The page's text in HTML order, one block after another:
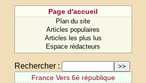
Page d'accueil
Plan du site
Articles populaires
Articles les plus lus
Espace rédacteurs
Rechercher :
France Vers 6è république